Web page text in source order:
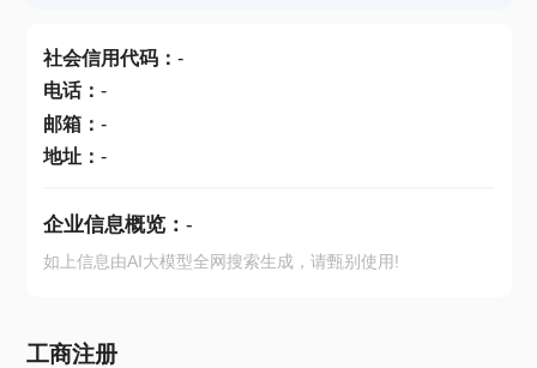
社会信用代码： -
电话： -
邮箱： -
地址： -
企业信息概览： -
如上信息由AI大模型全网搜索生成，请甄别使用!
工商注册